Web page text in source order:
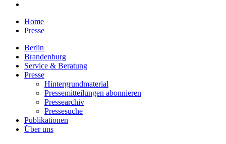
Home
Presse
Berlin
Brandenburg
Service & Beratung
Presse
Hintergrundmaterial
Pressemitteilungen abonnieren
Pressearchiv
Pressesuche
Publikationen
Über uns